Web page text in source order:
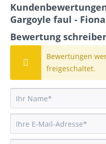
Gargoyle faul -
Bewertung
Bewertungen
freigeschaltet.